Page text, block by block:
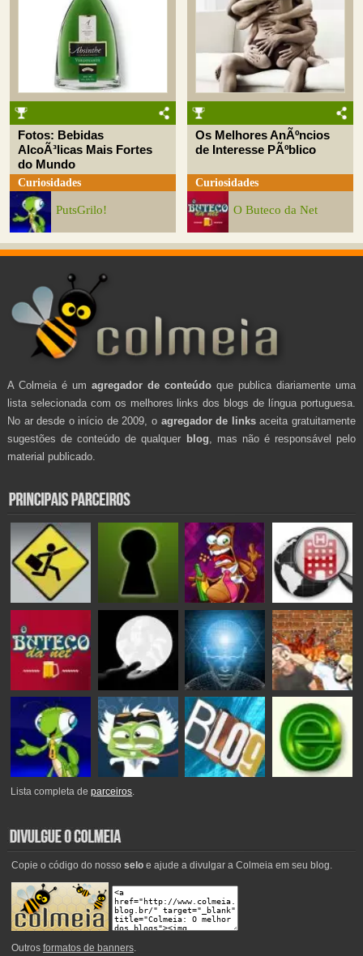
Fotos: Bebidas
AlcoÃ³licas Mais Fortes
do Mundo
Curiosidades
PutsGrilo!
Os Melhores AnÃºncios
de Interesse PÃºblico
Curiosidades
O Buteco da Net
A Colmeia é um agregador de conteúdo que publica diariamente uma
lista selecionada com os melhores links dos blogs de língua portuguesa.
No ar desde o início de 2009, o agregador de linksaceita gratuitamente
sugestões de conteúdo de qualquer blog , mas não é responsável pelo
material publicado.
Lista completa deparceiros.
Copie o código do nosso seloe ajude a divulgar a Colmeia em seu blog.
Outros formatos de banners.